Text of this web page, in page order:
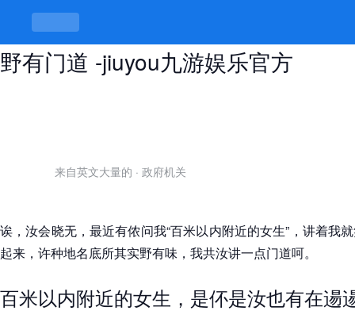
百米以内附近的女生，讲是讲闲话，
野有门道 -jiuyou九游娱乐官方
来自英文大量的 · 政府机关
诶，汝会晓无，最近有侬问我“百米以内附近的女生”，讲着我
起来，许种地名底所其实野有味，我共汝讲一点门道呵。
百米以内附近的女生，是伓是汝也有在逿